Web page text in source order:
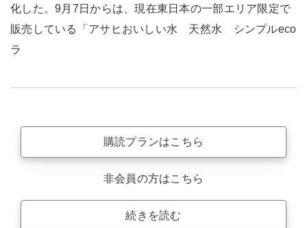
化した。9月7日からは、現在東日本の一部エリア限定で
販売している「アサヒおいしい水 天然水 シンプルeco
ラ
購読プランはこちら
非会員の方はこちら
続きを読む